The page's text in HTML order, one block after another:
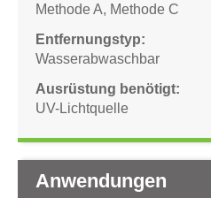
Methode A, Methode C
Entfernungstyp
Wasserabwaschbar
Ausrüstung benötigt
UV-Lichtquelle
Anwendungen